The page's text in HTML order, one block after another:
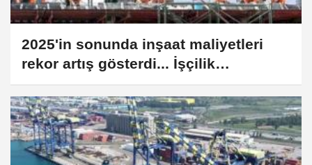
2025'in sonunda inşaat maliyetleri
rekor artış gösterdi... İşçilik
maliyetleri yine zirvede